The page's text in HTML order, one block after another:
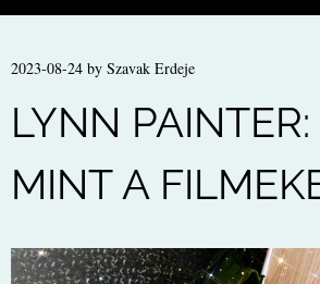
2023-08-24 by Szavak Erdeje
LYNN
MINT A